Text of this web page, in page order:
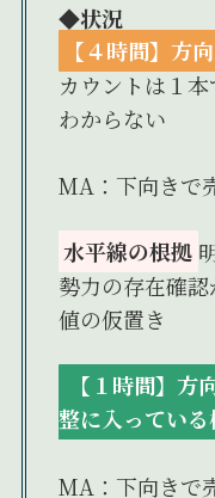
◆状況
【４時間】
カウントは１
わからない
MA：下向きで
水平線の根拠
勢力の存在確
値の仮置き
【１時間】
整に入っている
MA：下向きで